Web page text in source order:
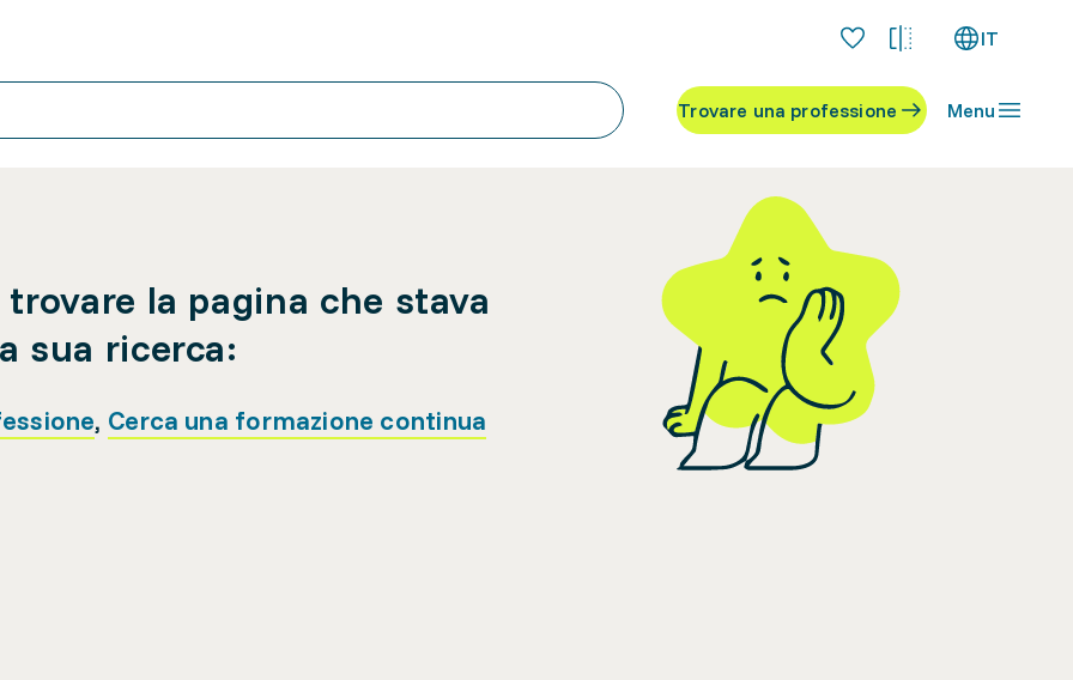
IT
Trovare una professione Menu
la pagina che stava
sua ricerca:
, Cerca una formazione continua